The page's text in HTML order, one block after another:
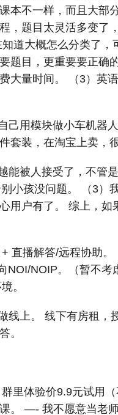
本不一样，而且大部
，题目太灵活多变了
道大概怎么分类了
题目，更重要要正确
大量时间。 （3）英
己用模块做小车机器
套装，在淘宝上卖，
能被人接受了，不管
小孩没问题。 （3）
用户有了。 综上，
直播解答/远程协助
NOI/NOIP。（暂不
。
线上。 线下有房租，
。
里体验价9.9元试用
。 —- 我不愿意当老